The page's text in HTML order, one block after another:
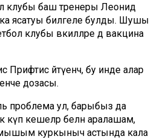
клубы баш тренеры Леонид
ясатуы билгеле булды. Шушы
клубы вәкилләре дә вакцина
әйтүенчә, бу инде алар
дозасы.
проблема ул, барыбыз да
кешеләр белән аралашам,
куркыныч астында кала